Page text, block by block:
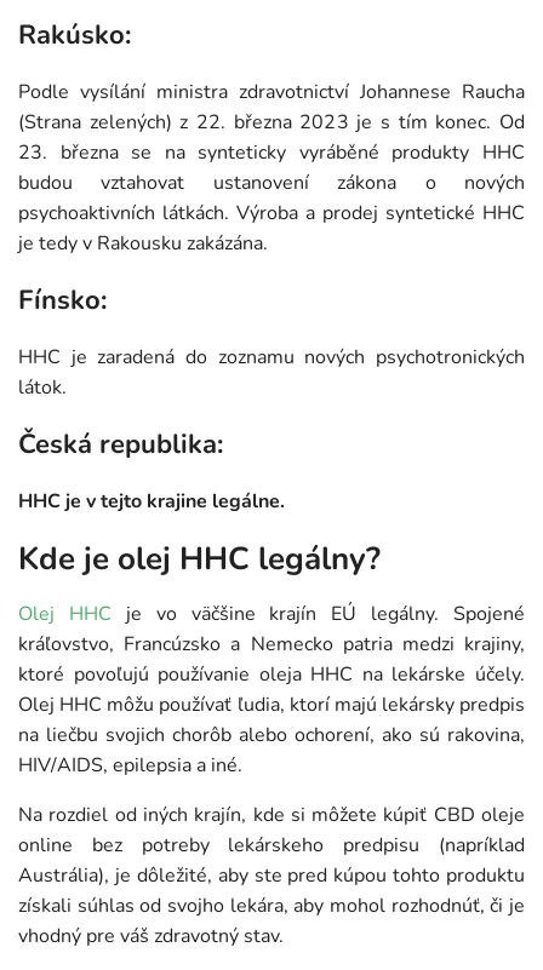
Rakúsko:
Podle vysílání ministra zdravotnictví Johannese Raucha
(Strana zelených) z 22. března 2023 je s tím konec. Od
23. března se na synteticky vyráběné produkty HHC
budou vztahovat ustanovení zákona o nových
psychoaktivních látkách. Výroba a prodej syntetické HHC
je tedy v Rakousku zakázána.
Fínsko:
HHC je zaradená do zoznamu nových psychotronických
látok.
Česká republika:
HHC je v tejto krajine legálne.
Kde je olej HHC legálny?
Olej HHC je vo väčšine krajín EÚ legálny. Spojené
kráľovstvo, Francúzsko a Nemecko patria medzi krajiny,
ktoré povoľujú používanie oleja HHC na lekárske účely.
Olej HHC môžu používať ľudia, ktorí majú lekársky predpis
na liečbu svojich chorôb alebo ochorení, ako sú rakovina,
HIV/AIDS, epilepsia a iné.
Na rozdiel od iných krajín, kde si môžete kúpiť CBD oleje
online bez potreby lekárskeho predpisu (napríklad
Austrália), je dôležité, aby ste pred kúpou tohto produktu
získali súhlas od svojho lekára, aby mohol rozhodnúť, či je
vhodný pre váš zdravotný stav.